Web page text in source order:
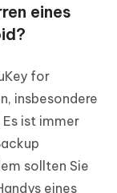
eines
for
insbesondere
ist immer
sollten Sie
eines